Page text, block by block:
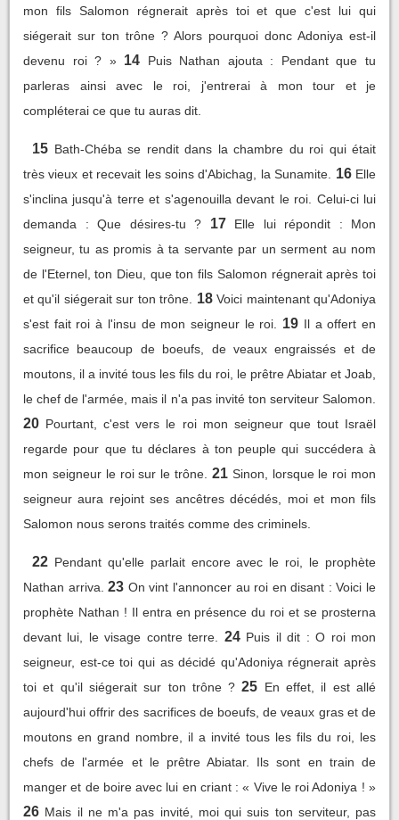
mon fils Salomon régnerait après toi et que c'est lui qui
siégerait sur ton trône ? Alors pourquoi donc Adoniya est-il
devenu roi ? » 14
Puis Nathan ajouta : Pendant que tu
parleras ainsi avec le roi, j'entrerai à mon tour et je
compléterai ce que tu auras dit.
15 Bath-Chéba se rendit dans la chambre du roi qui était
très vieux et recevait les soins d'Abichag, la Sunamite.
16 Elle
s'inclina jusqu'à terre et s'agenouilla devant le roi. Celui-ci lui
demanda : Que désires-tu ?
17
Elle lui répondit : Mon
seigneur, tu as promis à ta servante par un serment au nom
de l'Eternel, ton Dieu, que ton fils Salomon régnerait après toi
et qu'il siégerait sur ton trône.
18 Voici maintenant qu'Adoniya
s'est fait roi à l'insu de mon seigneur le roi.
19 Il a offert en
sacrifice beaucoup de boeufs, de veaux engraissés et de
moutons, il a invité tous les fils du roi, le prêtre Abiatar et Joab,
le chef de l'armée, mais il n'a pas invité ton serviteur Salomon.
20 Pourtant, c'est vers le roi mon seigneur que tout Israël
regarde pour que tu déclares à ton peuple qui succédera à
mon seigneur le roi sur le trône. 21 Sinon, lorsque le roi mon
seigneur aura rejoint ses ancêtres décédés, moi et mon fils
Salomon nous serons traités comme des criminels.
22 Pendant qu'elle parlait encore avec le roi, le prophète
Nathan arriva. 23 On vint l'annoncer au roi en disant : Voici le
prophète Nathan ! Il entra en présence du roi et se prosterna
devant lui, le visage contre terre.
24 Puis il dit : O roi mon
seigneur, est-ce toi qui as décidé qu'Adoniya régnerait après
toi et qu'il siégerait sur ton trône ? 25 En effet, il est allé
aujourd'hui offrir des sacrifices de boeufs, de veaux gras et de
moutons en grand nombre, il a invité tous les fils du roi, les
chefs de l'armée et le prêtre Abiatar. Ils sont en train de
manger et de boire avec lui en criant : « Vive le roi Adoniya ! »
26 Mais il ne m'a pas invité, moi qui suis ton serviteur, pas